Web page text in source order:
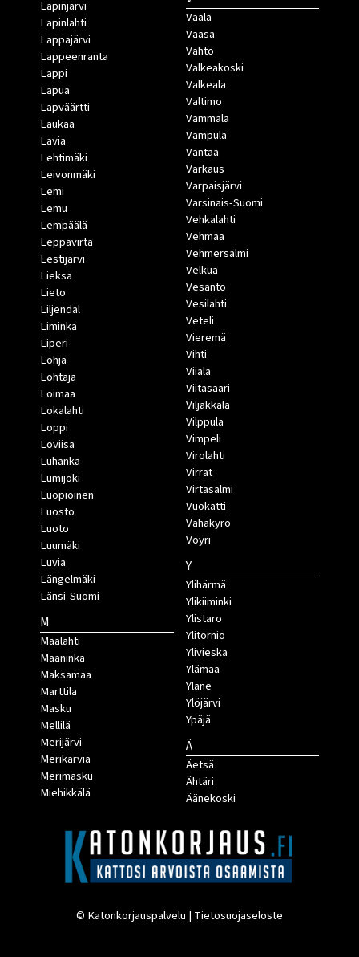
Lapinjärvi
Lapinlahti
Lappajärvi
Lappeenranta
Lappi
Lapua
Lapväärtti
Laukaa
Lavia
Lehtimäki
Leivonmäki
Lemi
Lemu
Lempäälä
Leppävirta
Lestijärvi
Lieksa
Lieto
Liljendal
Liminka
Liperi
Lohja
Lohtaja
Loimaa
Lokalahti
Loppi
Loviisa
Luhanka
Lumijoki
Luopioinen
Luosto
Luoto
Luumäki
Luvia
Längelmäki
Länsi-Suomi
M
Maalahti
Maaninka
Maksamaa
Marttila
Masku
Mellilä
Merijärvi
Merikarvia
Merimasku
Miehikkälä
Vaala
Vaasa
Vahto
Valkeakoski
Valkeala
Valtimo
Vammala
Vampula
Vantaa
Varkaus
Varpaisjärvi
Varsinais-Suomi
Vehkalahti
Vehmaa
Vehmersalmi
Velkua
Vesanto
Vesilahti
Veteli
Vieremä
Vihti
Viiala
Viitasaari
Viljakkala
Vilppula
Vimpeli
Virolahti
Virrat
Virtasalmi
Vuokatti
Vähäkyrö
Vöyri
Y
Ylihärmä
Ylikiiminki
Ylistaro
Ylitornio
Ylivieska
Ylämaa
Yläne
Ylöjärvi
Ypäjä
Ä
Äetsä
Ähtäri
Äänekoski
© Katonkorjauspalvelu | Tietosuojaseloste